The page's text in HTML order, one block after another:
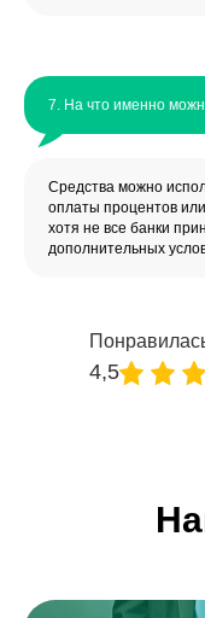
7. На что именно
Средства можно
оплаты процентов
хотя не все банки
дополнительных
4,5